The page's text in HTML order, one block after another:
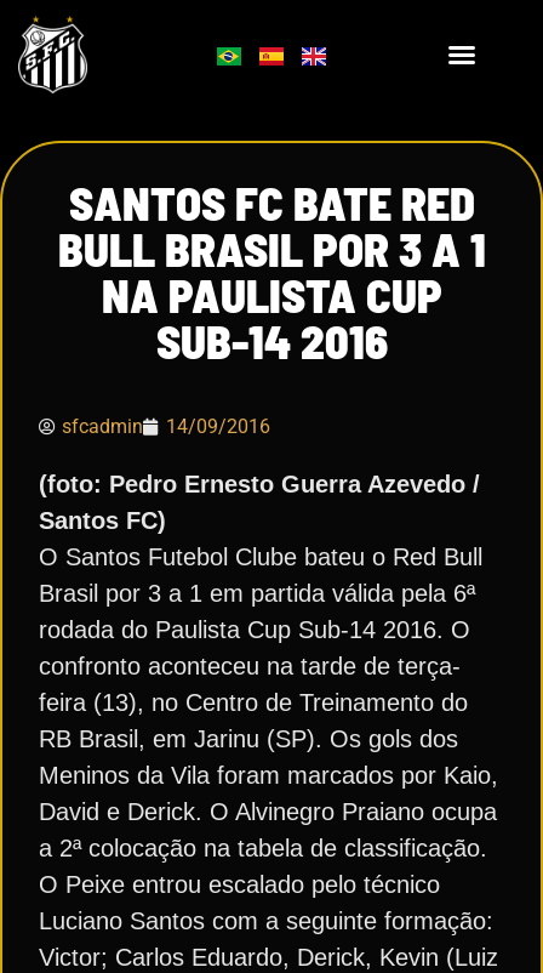
SANTOS FC BATE RED
BULL BRASIL POR 3 A 1
NA PAULISTA CUP
SUB-14 2016
sfcadmin 14/09/2016
(foto: Pedro Ernesto Guerra Azevedo /
Santos FC)
O Santos Futebol Clube bateu o Red Bull
Brasil por 3 a 1 em partida válida pela 6ª
rodada do Paulista Cup Sub-14 2016. O
confronto aconteceu na tarde de terça-
feira (13), no Centro de Treinamento do
RB Brasil, em Jarinu (SP). Os gols dos
Meninos da Vila foram marcados por Kaio,
David e Derick. O Alvinegro Praiano ocupa
a 2ª colocação na tabela de classificação.
O Peixe entrou escalado pelo técnico
Luciano Santos com a seguinte formação:
Victor; Carlos Eduardo, Derick, Kevin (Luiz